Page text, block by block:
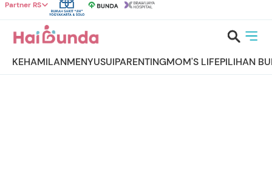
Partner RS
KEHAMILANMENYUSUIPARENTINGMOM'S LIFEPILIHAN